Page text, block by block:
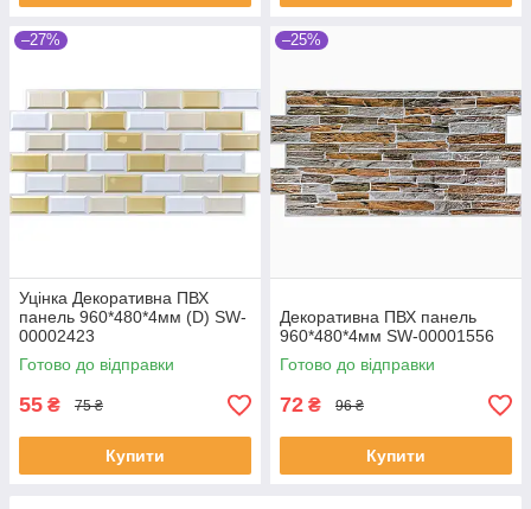
–27%
Уцінка Декоративна ПВХ
панель 960*480*4мм (D) SW-
00002423
Готово до відправки
55 ₴ 75 ₴
Купити
–25%
Декоративна ПВХ панель
960*480*4мм SW-00001556
Готово до відправки
72 ₴ 96 ₴
Купити